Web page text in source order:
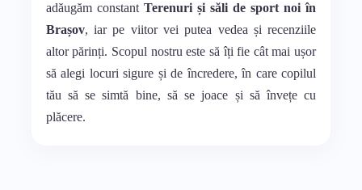
adăugăm constant Terenuri și săli de sport noi în
Brașov, iar pe viitor vei putea vedea și recenziile
altor părinți. Scopul nostru este să îți fie cât mai ușor
să alegi locuri sigure și de încredere, în care copilul
tău să se simtă bine, să se joace și să învețe cu
plăcere.